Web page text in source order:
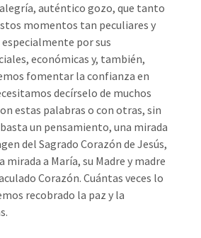
alegría, auténtico gozo, que tanto
momentos tan peculiares y
por sus
económicas y, también,
fomentar la confianza en
decírselo de muchos
estas palabras o con otras, sin
un pensamiento, una mirada
del Sagrado Corazón de Jesús,
mirada a María, su Madre y madre
Corazón. Cuántas veces lo
recobrado la paz y la